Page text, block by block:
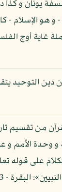
يونان و
- و هو الإسلام -
غاية أوج
دين التوحيد
من تقسيم
وحدة الأمم و
على قوله
البقرة - 213.